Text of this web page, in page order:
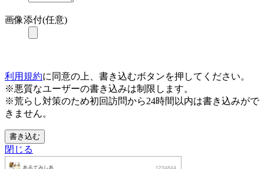
画像添付(任意)
利用規約に同意の上、書き込むボタンを押してください。
※悪質なユーザーの書き込みは制限します。
※荒らし対策のため初回訪問から24時間以内は書き込みがで
きません。
書き込む
閉じる